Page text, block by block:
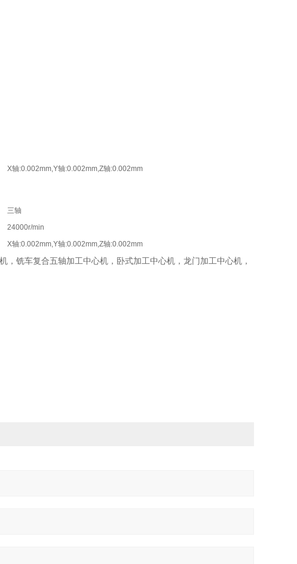
X轴:0.002mm,Y轴:0.002mm,Z轴:0.002mm
三轴
24000r/min
X轴:0.002mm,Y轴:0.002mm,Z轴:0.002mm
铣车复合五轴加工中心机，卧式加工中心机，龙门加工中心机，